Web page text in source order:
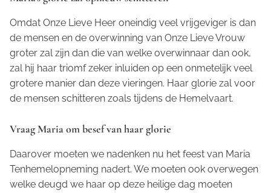
Omdat Onze Lieve Heer oneindig veel vrijgeviger is dan
de mensen en de overwinning van Onze Lieve Vrouw
groter zal zijn dan die van welke overwinnaar dan ook,
zal hij haar triomf zeker inluiden op een onmetelijk veel
grotere manier dan deze vieringen. Haar glorie zal voor
de mensen schitteren zoals tijdens de Hemelvaart.
Vraag Maria om besef van haar glorie
Daarover moeten we nadenken nu het feest van Maria
Tenhemelopneming nadert. We moeten ook overwegen
welke deugd we haar op deze heilige dag moeten